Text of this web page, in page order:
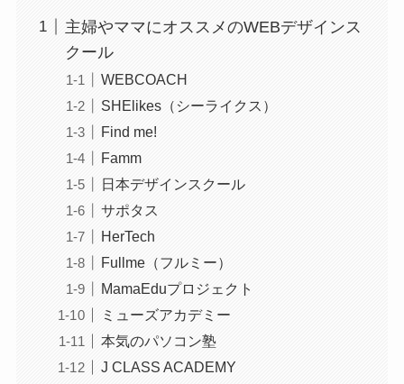
主婦やママにオススメのWEBデザインス
クール
WEBCOACH
SHElikes（シーライクス）
Find me!
Famm
日本デザインスクール
サポタス
HerTech
Fullme（フルミー）
MamaEduプロジェクト
ミューズアカデミー
本気のパソコン塾
J CLASS ACADEMY